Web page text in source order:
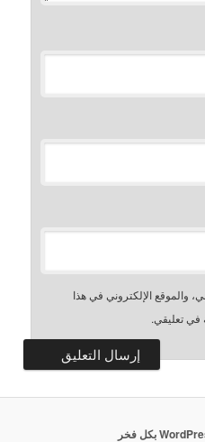
والموقع الإلكتروني في هذا
في تعليقي.